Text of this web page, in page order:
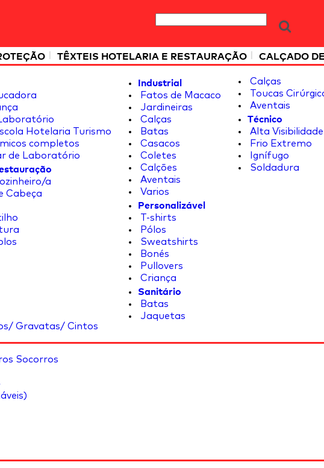
| TÊXTEIS HOTELARIA E RESTAURAÇÃO | CALÇADO
Hotelaria Turismo
completos
de Laboratório
a
Cabeça
Gravatas/ Cintos
Industrial
Fatos de Macaco
Jardineiras
Calças
Batas
Casacos
Coletes
Calções
Aventais
Varios
Personalizável
T-shirts
Pólos
Sweatshirts
Bonés
Pullovers
Criança
Sanitário
Batas
Jaquetas
Calças
Toucas
Aventais
Técnico
Alta Visibilidade
Frio Extremo
Ignífugo
Soldadura
Socorros